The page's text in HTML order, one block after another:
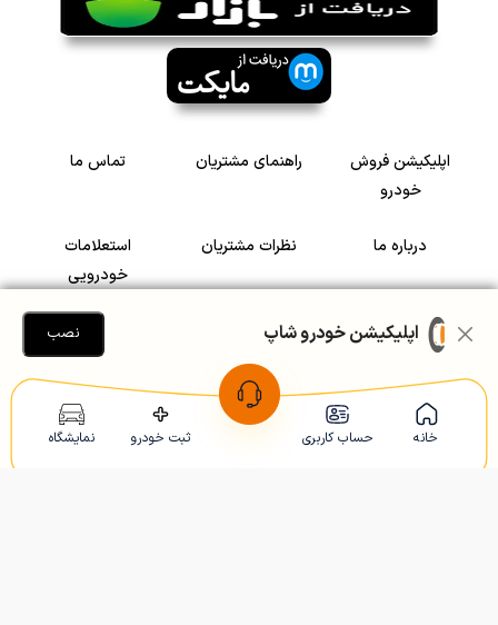
خانه حساب کاربری ثبت خودرو نمایشگاه
اپلیکیشن فروش
خودرو
راهنمای مشتریان تماس ما
درباره ما نظرات مشتریان
استعلامات
خودرویی
سرمایه گذاری در
رضایت مشتریان
Copyright © 2005-2026 Khodroshop.ir
اپلیکیشن خودرو شاپ نصب